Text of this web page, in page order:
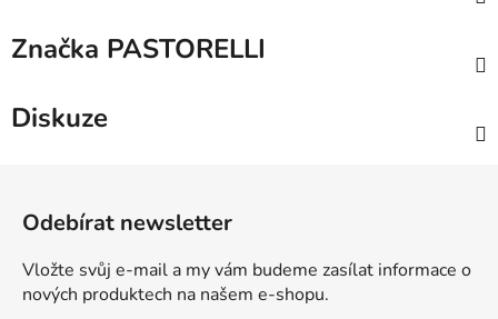
Značka PASTORELLI
Diskuze
Odebírat newsletter
Vložte svůj e-mail a my vám budeme zasílat informace o
nových produktech na našem e-shopu.